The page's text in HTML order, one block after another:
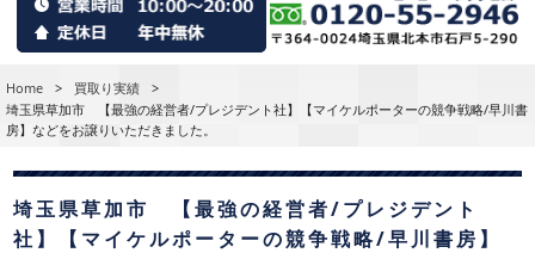
Home > 買取り実績
>
埼玉県草加市 【最強の経営者/プレジデント社】【マイケルポーターの競争戦略/早川書
房】などをお譲りいただきました。
埼玉県草加市 【最強の経営者/プレジデント
社】【マイケルポーターの競争戦略/早川書房】